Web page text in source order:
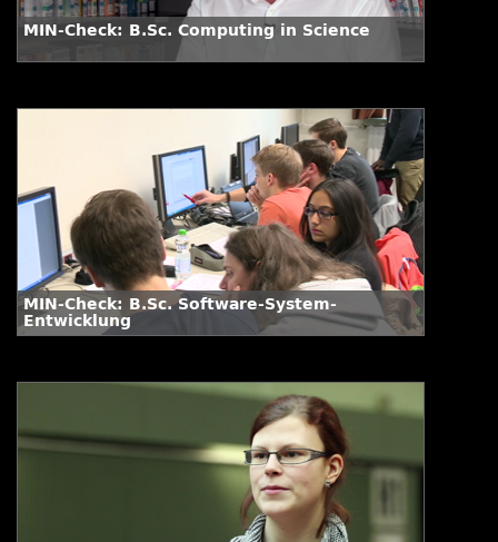
MIN-Check: B.Sc. Computing in Science
MIN-Check: B.Sc. Software-System-
Entwicklung